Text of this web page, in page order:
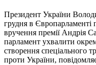
Президент України
грудня в Європарламенті
вручення премії Андрія
парламент ухвалити
створення спеціального
проти України,